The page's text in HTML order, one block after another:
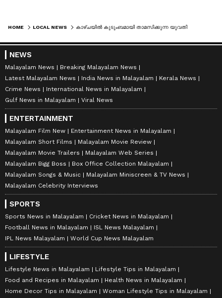
HOME LOCAL NEWS
NEWS
Malayalam News
Breaking Malayalam News
Latest Malayalam News
India News in Malayalam
Kerala News
Crime News
International News in Malayalam
Gulf News in Malayalam
Viral News
ENTERTAINMENT
Malayalam Film New
Entertainment News in Malayalam
Malayalam Short Films
Malayalam Movie Review
Malayalam Movie Trailers
Malayalam Web Series
Malayalam Bigg Boss
Box Office Collection Malayalam
Malayalam Songs & Music
Malayalam Miniscreen & TV News
Malayalam Celebrity Interviews
SPORTS
Sports News in Malayalam
Cricket News in Malayalam
Football News in Malayalam
ISL News Malayalam
IPL News Malayalam
World Cup News Malayalam
LIFESTYLE
Lifestyle News in Malayalam
Lifestyle Tips in Malayalam
Food and Recipes in Malayalam
Health News in Malayalam
Home Decor Tips in Malayalam
Woman Lifestyle Tips in Malayalam